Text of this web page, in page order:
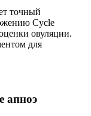
точный
Cycle
овуляции.
для
апноэ